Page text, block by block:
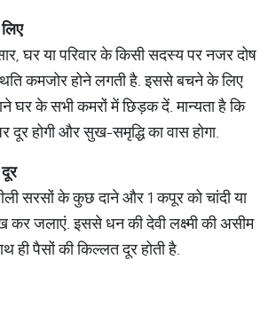
लिए
घर या परिवार के किसी सदस्य पर नजर दोष
कमजोर होने लगती है. इससे बचने के लिए
घर के सभी कमरों में छिड़क दें. मान्यता है कि
होगी और सुख-समृद्धि का वास होगा.
दूर
सरसों के कुछ दाने और 1 कपूर को चांदी या
कर जलाएं. इससे धन की देवी लक्ष्मी की असीम
ही पैसों की किल्लत दूर होती है.